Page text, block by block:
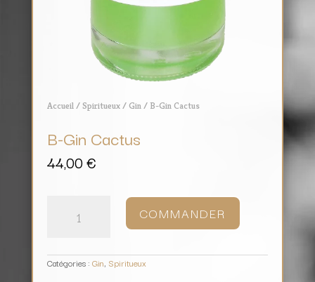
Accueil/Spiritueux/ Gin/ B-Gin Cactus
B-Gin Cactus
44,00€
COMMANDER
Catégories : Gin, Spiritueux